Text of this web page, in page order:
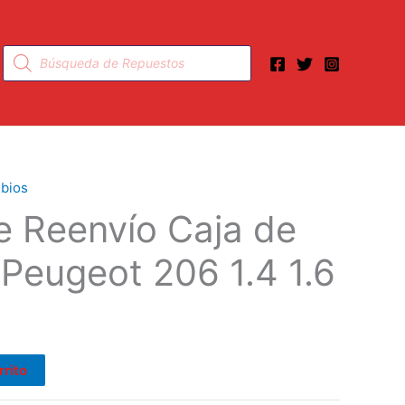
Búsqueda
de
productos
Reenvío Caja de
206 1.4 1.6